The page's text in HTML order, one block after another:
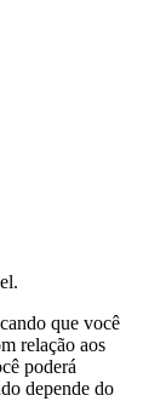
que você
relação aos
poderá
depende do